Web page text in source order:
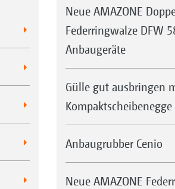
Neue AMAZONE
Federringwalze DFW
Anbaugeräte
Gülle gut ausbringen
Kompaktscheibenegge
Anbaugrubber Cenio
Neue AMAZONE